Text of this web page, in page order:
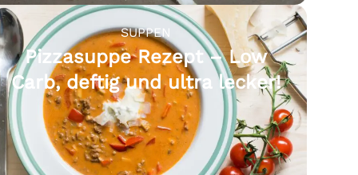
SUPPEN
Pizzasuppe Rezept – Low
Carb, deftig und ultra lecker!